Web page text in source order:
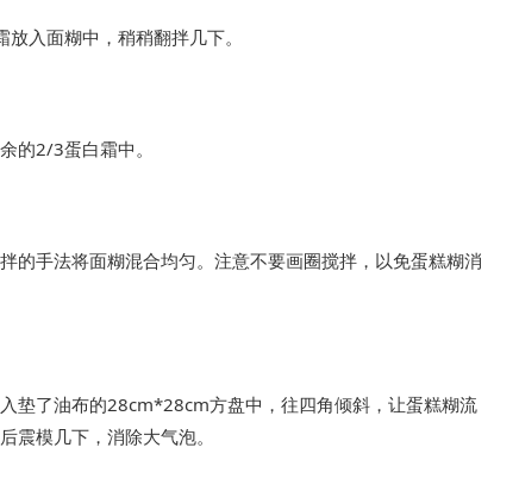
入面糊中，稍稍翻拌几下。
的2/3蛋白霜中。
的手法将面糊混合均匀。注意不要画圈搅拌，以免蛋糕糊消
垫了油布的28cm*28cm方盘中，往四角倾斜，让蛋糕糊流
震模几下，消除大气泡。